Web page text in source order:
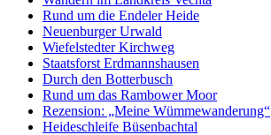
Rund um die Endeler Heide
Neuenburger Urwald
Wiefelstedter Kirchweg
Staatsforst Erdmannshausen
Durch den Botterbusch
Rund um das Rambower Moor
Rezension: „Meine Wümmewanderung“
Heideschleife Büsenbachtal